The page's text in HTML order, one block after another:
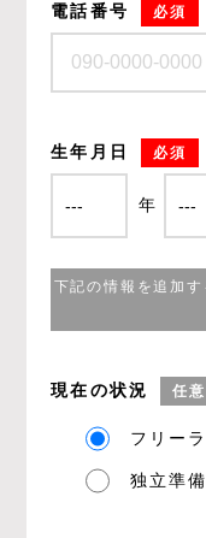
電話番号 必須
生年月日 必須
年
下記の情報を追加
現在の状況 任意
フリー
独立準